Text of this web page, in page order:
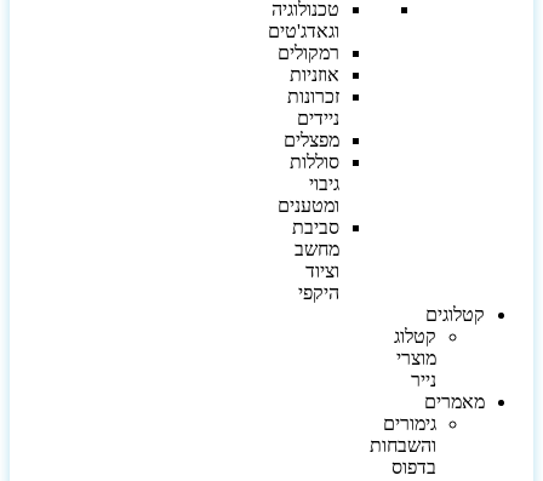
טכנולוגיה
וגאדג'טים
רמקולים
אוזניות
זכרונות
ניידים
מפצלים
סוללות
גיבוי
ומטענים
סביבת
מחשב
וציוד
היקפי
קטלוגים
קטלוג
מוצרי
נייר
מאמרים
גימורים
והשבחות
בדפוס